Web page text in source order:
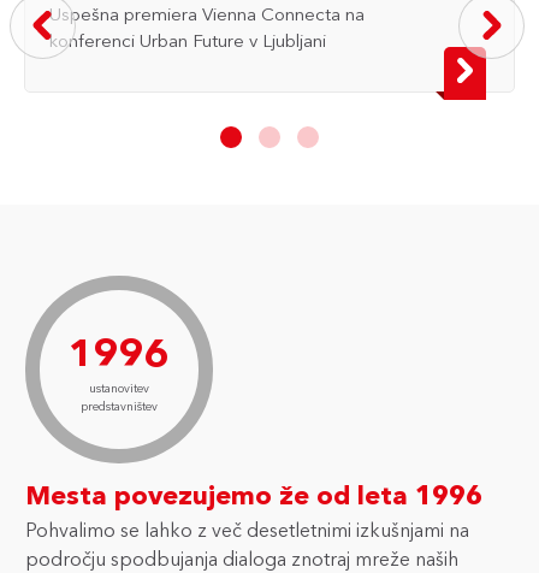
Uspešna premiera Vienna Connecta na
konferenci Urban Future v Ljubljani
1996
ustanovitev
predstavništev
Mesta povezujemo že od leta 1996
Pohvalimo se lahko z več desetletnimi izkušnjami na
področju spodbujanja dialoga znotraj mreže naših